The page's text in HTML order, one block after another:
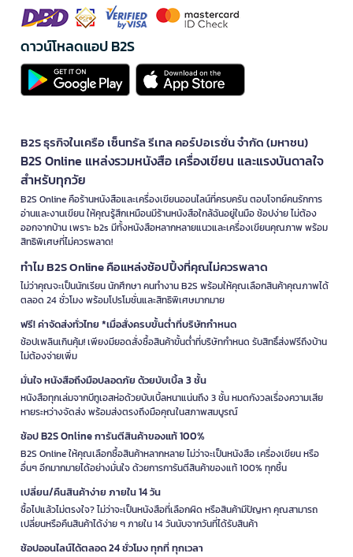
ดาวน์โหลดแอป B2S
B2S ธุรกิจในเครือ เซ็นทรัล รีเทล คอร์ปอเรชั่น จำกัด (มหาชน)
B2S Online แหล่งรวมหนังสือ เครื่องเขียน และแรงบันดาลใจ
สำหรับทุกวัย
B2S Online คือร้านหนังสือและเครื่องเขียนออนไลน์ที่ครบครัน ตอบโจทย์คนรักการ
อ่านและงานเขียน ให้คุณรู้สึกเหมือนมีร้านหนังสือใกล้ฉันอยู่ในมือ ช้อปง่าย ไม่ต้อง
ออกจากบ้าน เพราะ b2s มีทั้งหนังสือหลากหลายแนวและเครื่องเขียนคุณภาพ พร้อม
สิทธิพิเศษที่ไม่ควรพลาด!
ทำไม B2S Online คือแหล่งช้อปปิ้งที่คุณไม่ควรพลาด
ไม่ว่าคุณจะเป็นนักเรียน นักศึกษา คนทำงาน B2S พร้อมให้คุณเลือกสินค้าคุณภาพได้
ตลอด 24 ชั่วโมง พร้อมโปรโมชั่นและสิทธิพิเศษมากมาย
ฟรี! ค่าจัดส่งทั่วไทย *เมื่อสั่งครบขั้นต่ำที่บริษัทกำหนด
ช้อปเพลินเกินคุ้ม! เพียงมียอดสั่งซื้อสินค้าขั้นต่ำที่บริษัทกำหนด รับสิทธิ์ส่งฟรีถึงบ้าน
ไม่ต้องจ่ายเพิ่ม
มั่นใจ หนังสือถึงมือปลอดภัย ด้วยบับเบิ้ล 3 ชั้น
หนังสือทุกเล่มจากบีทูเอสห่อด้วยบับเบิ้ลหนาแน่นถึง 3 ชั้น หมดกังวลเรื่องความเสีย
หายระหว่างจัดส่ง พร้อมส่งตรงถึงมือคุณในสภาพสมบูรณ์
ช้อป B2S Online การันตีสินค้าของแท้ 100%
B2S Online ให้คุณเลือกซื้อสินค้าหลากหลาย ไม่ว่าจะเป็นหนังสือ เครื่องเขียน หรือ
อื่นๆ อีกมากมายได้อย่างมั่นใจ ด้วยการการันตีสินค้าของแท้ 100% ทุกชิ้น
เปลี่ยน/คืนสินค้าง่าย ภายใน 14 วัน
ซื้อไปแล้วไม่ตรงใจ? ไม่ว่าจะเป็นหนังสือที่เลือกผิด หรือสินค้ามีปัญหา คุณสามารถ
เปลี่ยนหรือคืนสินค้าได้ง่าย ๆ ภายใน 14 วันนับจากวันที่ได้รับสินค้า
ช้อปออนไลน์ได้ตลอด 24 ชั่วโมง ทุกที่ ทุกเวลา